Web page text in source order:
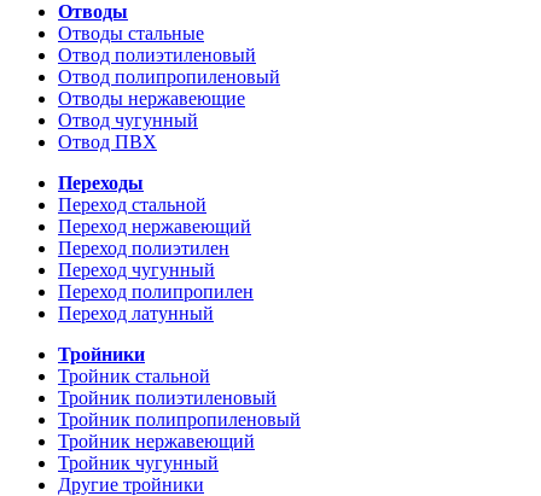
Отводы
Отводы стальные
Отвод полиэтиленовый
Отвод полипропиленовый
Отводы нержавеющие
Отвод чугунный
Отвод ПВХ
Переходы
Переход стальной
Переход нержавеющий
Переход полиэтилен
Переход чугунный
Переход полипропилен
Переход латунный
Тройники
Тройник стальной
Тройник полиэтиленовый
Тройник полипропиленовый
Тройник нержавеющий
Тройник чугунный
Другие тройники